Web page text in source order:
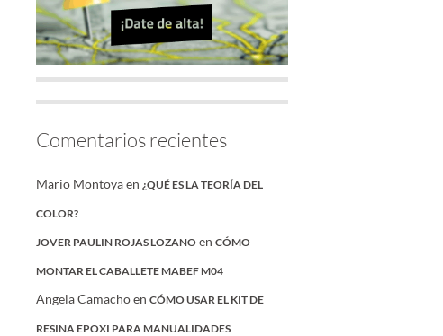
Comentarios recientes
Mario Montoyaen ¿QUÉ ES LA TEORÍA DEL
COLOR?
JOVER PAULIN ROJAS LOZANO en CÓMO
MONTAR EL CABALLETE MABEF M04
Angela Camachoen CÓMO USAR EL KIT DE
RESINA EPOXI PARA MANUALIDADES